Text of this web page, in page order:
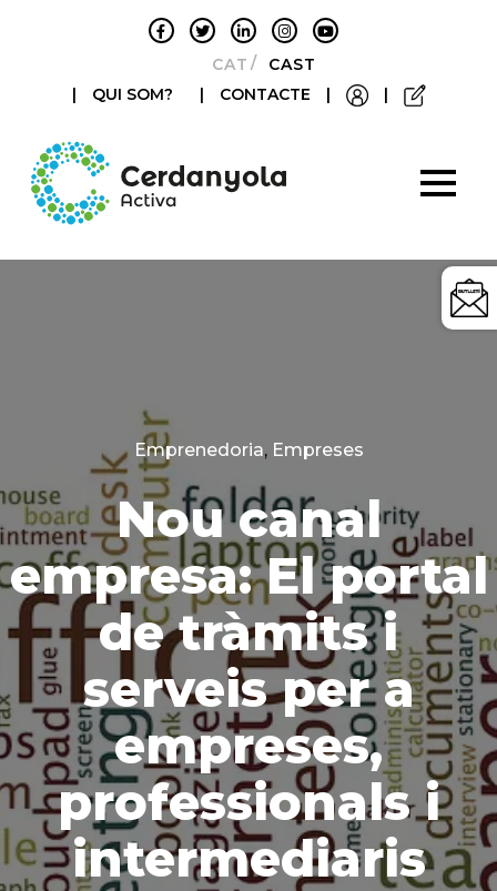
CATALÀCASTELLANO
|
QUI SOM? | CONTACTE | |
Categories
Emprenedoria, Empreses
Nou canal
empresa: El portal
de tràmits i
serveis per a
empreses,
professionals i
intermediaris